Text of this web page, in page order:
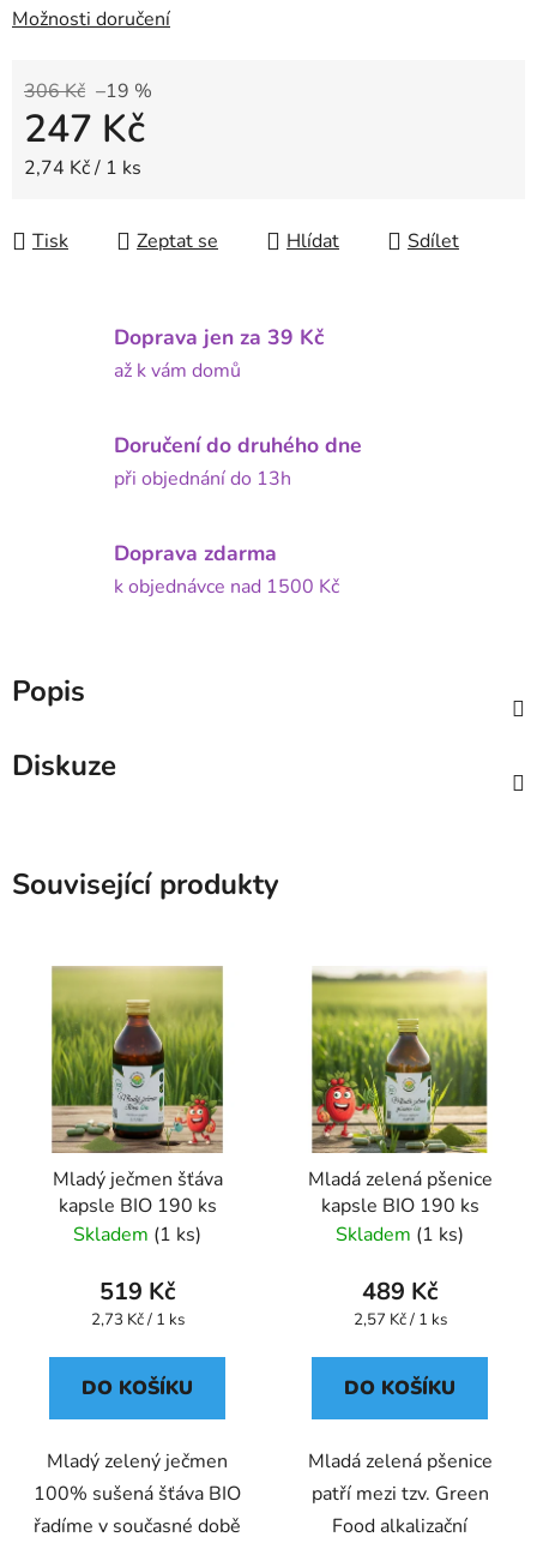
Možnosti doručení
306 Kč –19 %
247 Kč
Měrná cena:
2,74 Kč / 1 ks
Tisk Zeptat se Hlídat Sdílet
Doprava jen za 39 Kč
až k vám domů
Doručení do druhého dne
při objednání do 13h
Doprava zdarma
k objednávce nad 1500 Kč
Popis
Diskuze
Související produkty
Mladý ječmen šťáva
kapsle BIO 190 ks
Skladem (1 ks)
519 Kč
Měrná
2,73 Kč / 1 ks
DO KOŠÍKU
Mladý zelený ječmen
100% sušená šťáva BIO
řadíme v současné době
Mladá zelená pšenice
kapsle BIO 190 ks
Skladem (1 ks)
489 Kč
Měrná
2,57 Kč / 1 ks
DO KOŠÍKU
Mladá zelená pšenice
patří mezi tzv. Green
Food alkalizační